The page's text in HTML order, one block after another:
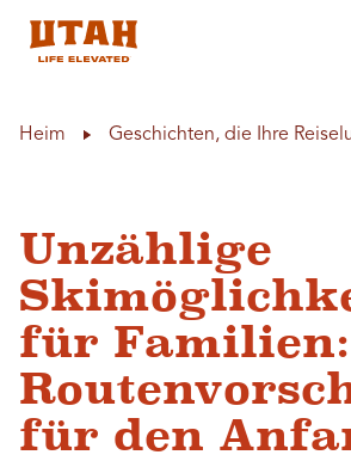
Heim Geschichten, die Ihre
Unzählige
für
für den